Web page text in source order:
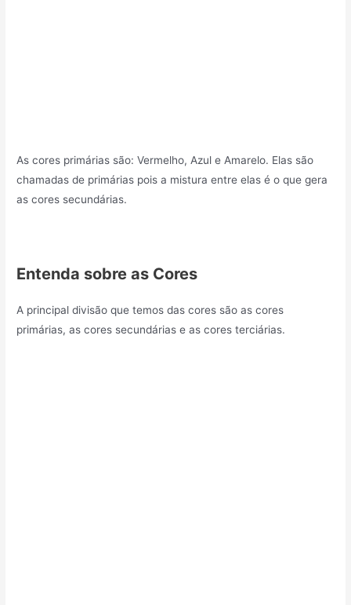
As cores primárias são: Vermelho, Azul e Amarelo. Elas são
chamadas de primárias pois a mistura entre elas é o que gera
as cores secundárias.
Entenda sobre as Cores
A principal divisão que temos das cores são as cores
primárias, as cores secundárias e as cores terciárias.